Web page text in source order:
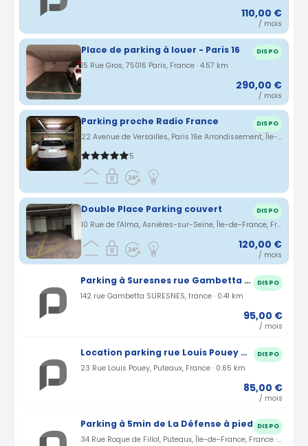
110,00 €
/ mois
Place de parking à louer - Paris 16 DISPO
15 Rue Gros, 75016 Paris, France · 4.57 km
290,00 €
/ mois
Parking proche Radio France DISPO
22 Avenue de Versailles, Paris 16e Arrondissement, Île-de-France, France · 4.64 km
5
Double Place Parking couvert DISPO
10 Rue de l'Alma, Asnières-sur-Seine, Île-de-France, France · 5.2 km
120,00 €
/ mois
Parking à Suresnes rue Gambetta (92) DISPO
142 rue Gambetta SURESNES, france · 0.41 km
95,00 €
/ mois
Location parking rue Louis Pouey à Puteaux (92) DISPO
23 Rue Louis Pouey, Puteaux, France · 0.65 km
85,00 €
/ mois
Parking à 5min de La Défense à pied DISPO
34 Rue Roque de Fillol, Puteaux, Île-de-France, France · 0.65 km